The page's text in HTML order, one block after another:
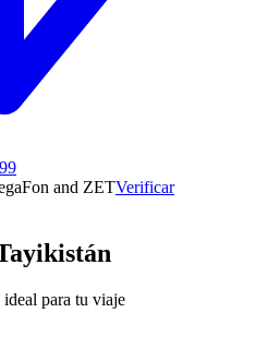
and ZETVerificar
para tu viaje